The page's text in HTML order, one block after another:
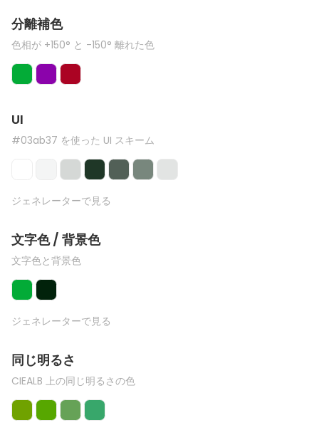
分離補色
色相が +150° と -150° 離れた色
UI
#03ab37 を使った UI スキーム
ジェネレーターで見る
文字色 / 背景色
文字色と背景色
ジェネレーターで見る
同じ明るさ
CIEALB 上の同じ明るさの色